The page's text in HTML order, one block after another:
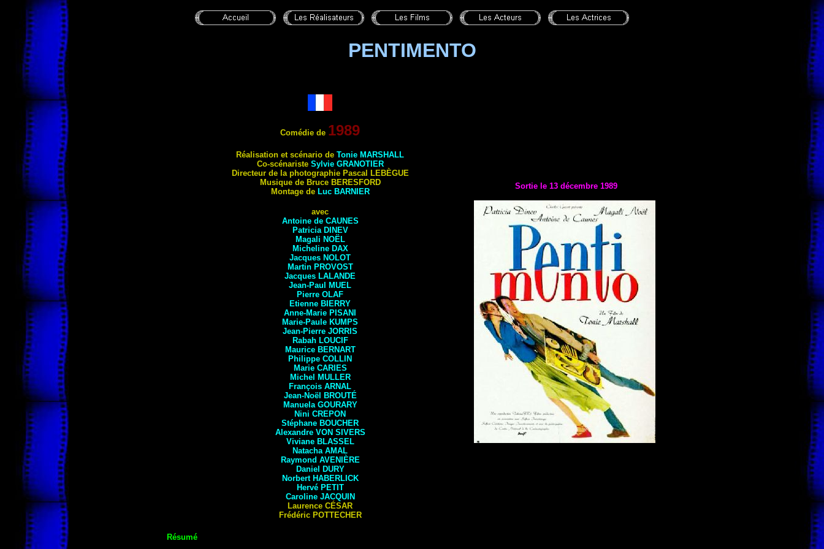
PENTIMENTO
Comédie de 1989
Réalisation et scénario de Tonie MARSHALL
Co-scénariste Sylvie GRANOTIER
Directeur de la photographie Pascal LEBÈGUE
Musique de Bruce BERESFORD
Montage de Luc BARNIER
avec
Antoine de CAUNES
Patricia DINEV
Magali NOËL
Micheline DAX
Jacques NOLOT
Martin PROVOST
Jacques LALANDE
Jean-Paul
MUEL
Pierre OLAF
Etienne BIERRY
Anne-Marie PISANI
Marie-Paule KUMPS
Jean-Pierre JORRIS
Rabah LOUCIF
Maurice BERNART
Philippe COLLIN
Marie CARIES
Michel
MULLER
François ARNAL
Jean-Noël
BROUTÉ
Manuela GOURARY
Nini CREPON
Stéphane BOUCHER
Alexandre VON SIVERS
Viviane BLASSEL
Natacha AMAL
Raymond AVENIÈRE
Daniel
DURY
Norbert HABERLICK
Hervé PETIT
Caroline JACQUIN
Laurence CÉSAR
Frédéric POTTECHER
Sortie le 13 décembre 1989
Résumé